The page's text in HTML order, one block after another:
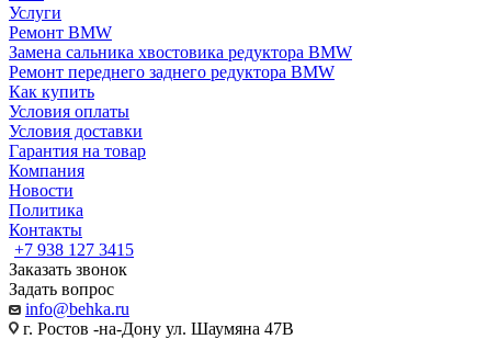
Услуги
Ремонт BMW
Замена сальника хвостовика редуктора BMW
Ремонт переднего заднего редуктора BMW
Как купить
Условия оплаты
Условия доставки
Гарантия на товар
Компания
Новости
Политика
Контакты
+7 938 127 3415
Заказать звонок
Задать вопрос
info@behka.ru
г. Ростов -на-Дону ул. Шаумяна 47В